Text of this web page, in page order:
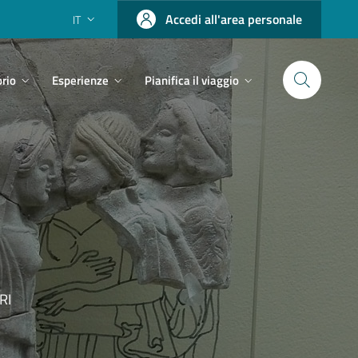
IT Accedi all'area personale
Esperienze Pianifica il viaggio